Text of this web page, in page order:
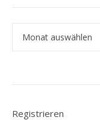
Registrieren